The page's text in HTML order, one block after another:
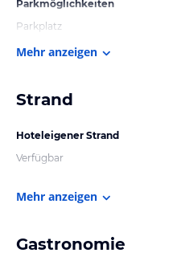
Parkmöglichkeiten
Parkplatz
Mehr anzeigen
Strand
Hoteleigener Strand
Verfügbar
Mehr anzeigen
Gastronomie